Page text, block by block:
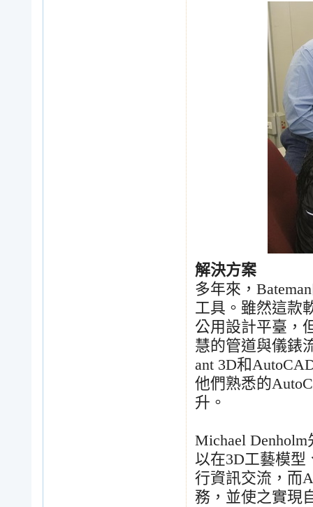
解決方案
多年來， Bateman
工具。雖然這款
公用設計平臺，
慧的管道與儀錶
ant 3D和
他們熟悉的
升。
Michael Denholm
以在3D工藝模型
行資訊交流，而
務，並使之實現